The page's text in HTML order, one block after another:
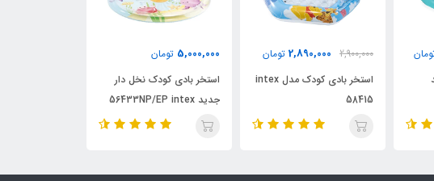
2,900,000
2,890,000 تومان
استخر بادی کودک مدل intex
58415
5,000,000 تومان
استخر بادی کودک نخل دار
جدید 56433NP/EP intex